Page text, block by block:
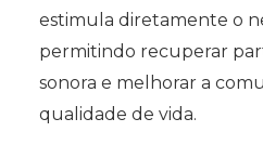
estimula diretamente o
permitindo recuperar
sonora e melhorar a
qualidade de vida.